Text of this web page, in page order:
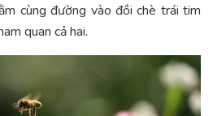
cùng đường vào đồi chè trái tim
quan cả hai.